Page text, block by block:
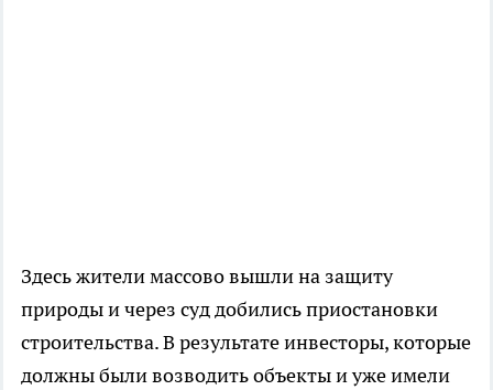
Здесь жители массово вышли на защиту
природы и через суд добились приостановки
строительства. В результате инвесторы, которые
должны были возводить объекты и уже имели